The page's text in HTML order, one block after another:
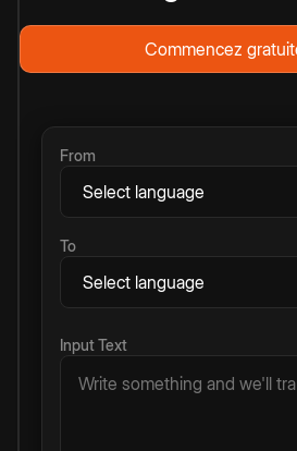
Commencez
From
To
Input Text